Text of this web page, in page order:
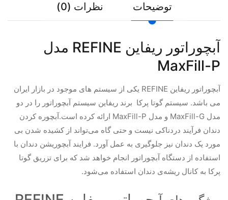
توضیحات نظرات (0)
آبچوراتور ریفاین REFINE مدل
MaxFill-P
آبچوراتور ریفاین REFINE یکی از سیستم های موجود در بازار ایران
می باشد. سیستم گوتا پرکا برند ریفاین سیستم آبچوراتور را در دو
مدل MaxFill-G و مدل MaxFill-P ارائه کرده است.آبچوره کردن
دندان فرآیند دردناکی نیست و حتی گاه می‌تواند از کشیده شدن بی
مورد یک دندان نیز جلوگیری به عمل آورد. فرایند آبچوریشن دندان با
استفاده از دستگاه آبچوراتور انجام خواهد شد که برای تزریق گوتا
پرکا به کانال ریشه‌ی دندان استفاده می‌شود.